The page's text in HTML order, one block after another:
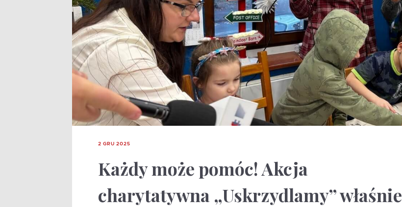
2 GRU 2025
Każdy może pomóc! Akcja
charytatywna „Uskrzydlamy” właśnie